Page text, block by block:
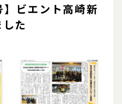
】ビエント高崎新
た